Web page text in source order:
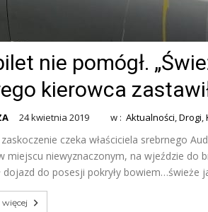
nie pomógł.
kierowca
24 kwietnia 2019 w : Aktualności,Drogi,
zaskoczenie czeka właściciela srebrnego
miejscu niewyznaczonym, na wjeździe do
dojazd do posesji pokryły bowiem…świeże